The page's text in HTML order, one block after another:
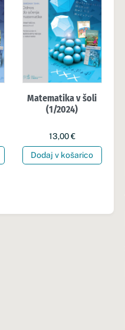
Matematika v šoli
(1/2024)
13,00€
Dodaj v košarico